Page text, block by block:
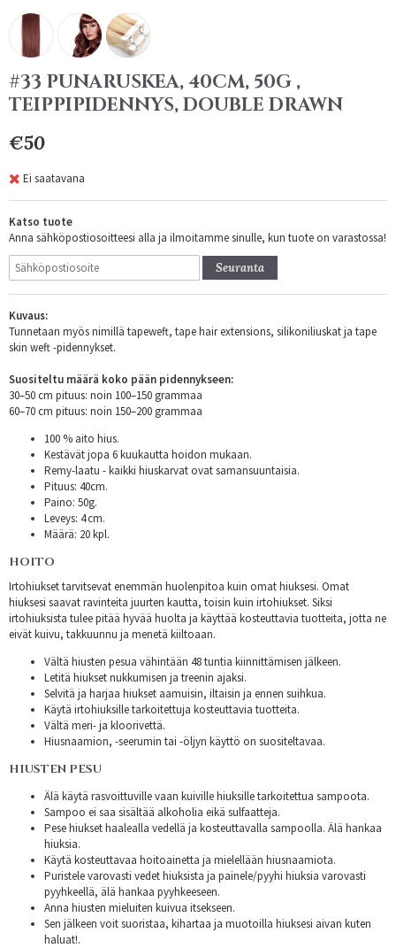
#33 PUNARUSKEA, 40CM, 50G ,
TEIPPIPIDENNYS, DOUBLE DRAWN
€50
Ei saatavana
Katso tuote
Anna sähköpostiosoitteesi alla ja ilmoitamme sinulle, kun tuote on varastossa!
Seuranta
Kuvaus:
Tunnetaan myös nimillä tapeweft, tape hair extensions, silikoniliuskat ja tape
skin weft -pidennykset.
Suositeltu määrä koko pään pidennykseen:
30–50 cm pituus: noin 100–150 grammaa
60–70 cm pituus: noin 150–200 grammaa
100 % aito hius.
Kestävät jopa 6 kuukautta hoidon mukaan.
Remy-laatu - kaikki hiuskarvat ovat samansuuntaisia.
Pituus: 40cm.
Paino: 50g.
Leveys: 4 cm.
Määrä: 20 kpl.
HOITO
Irtohiukset tarvitsevat enemmän huolenpitoa kuin omat hiuksesi. Omat
hiuksesi saavat ravinteita juurten kautta, toisin kuin irtohiukset. Siksi
irtohiuksista tulee pitää hyvää huolta ja käyttää kosteuttavia tuotteita, jotta ne
eivät kuivu, takkuunnu ja menetä kiiltoaan.
Vältä hiusten pesua vähintään 48 tuntia kiinnittämisen jälkeen.
Letitä hiukset nukkumisen ja treenin ajaksi.
Selvitä ja harjaa hiukset aamuisin, iltaisin ja ennen suihkua.
Käytä irtohiuksille tarkoitettuja kosteuttavia tuotteita.
Vältä meri- ja kloorivettä.
Hiusnaamion, -seerumin tai -öljyn käyttö on suositeltavaa.
HIUSTEN PESU
Älä käytä rasvoittuville vaan kuiville hiuksille tarkoitettua sampoota.
Sampoo ei saa sisältää alkoholia eikä sulfaatteja.
Pese hiukset haalealla vedellä ja kosteuttavalla sampoolla. Älä hankaa
hiuksia.
Käytä kosteuttavaa hoitoainetta ja mielellään hiusnaamiota.
Puristele varovasti vedet hiuksista ja painele/pyyhi hiuksia varovasti
pyyhkeellä, älä hankaa pyyhkeeseen.
Anna hiusten mieluiten kuivua itsekseen.
Sen jälkeen voit suoristaa, kihartaa ja muotoilla hiuksesi aivan kuten
haluat!.